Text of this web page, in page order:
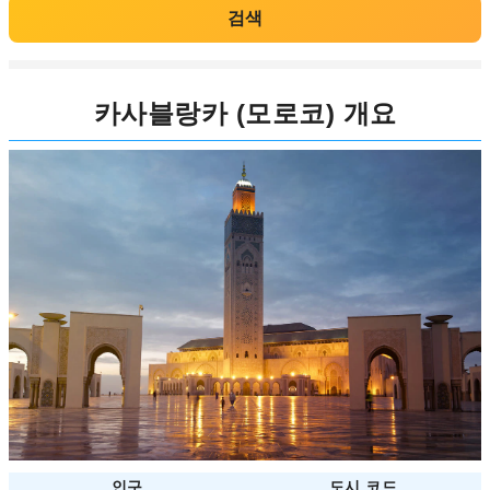
검색
카사블랑카 (모로코) 개요